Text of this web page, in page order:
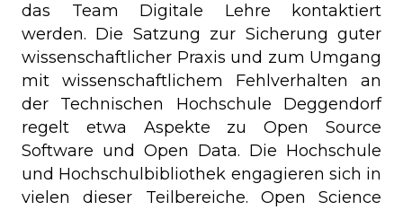
das Team Digitale Lehre kontaktiert
werden. Die Satzung zur Sicherung guter
wissenschaftlicher Praxis und zum Umgang
mit wissenschaftlichem Fehlverhalten an
der Technischen Hochschule Deggendorf
regelt etwa Aspekte zu Open Source
Software und Open Data. Die Hochschule
und Hochschulbibliothek engagieren sich in
vielen dieser Teilbereiche. Open Science